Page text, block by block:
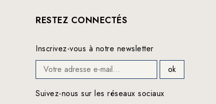
RESTEZ CONNECTÉS
Inscrivez-vous à notre newsletter
Suivez-nous sur les réseaux sociaux